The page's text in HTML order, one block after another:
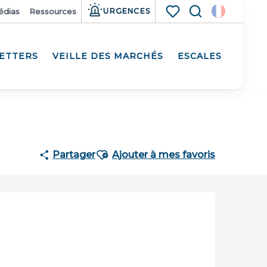
Ressources URGENCES
Recherche
VEILLE DES MARCHÉS ESCALES
PartagerAjouter aux favoris
Ajouter à mes favoris